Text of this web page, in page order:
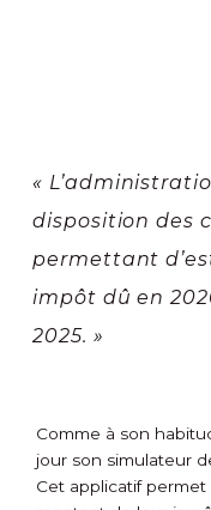
«
disposition des
permettant
impôt dû en
2025. »
Comme à son
jour son simulateur
Cet applicatif permet